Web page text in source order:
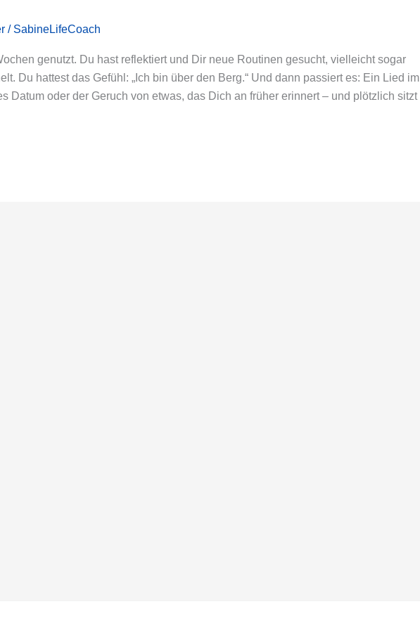
/ SabineLifeCoach
genutzt. Du hast reflektiert und Dir neue Routinen gesucht, vielleicht sogar
Du hattest das Gefühl: „Ich bin über den Berg.“ Und dann passiert es: Ein Lied im
Datum oder der Geruch von etwas, das Dich an früher erinnert – und plötzlich sitzt